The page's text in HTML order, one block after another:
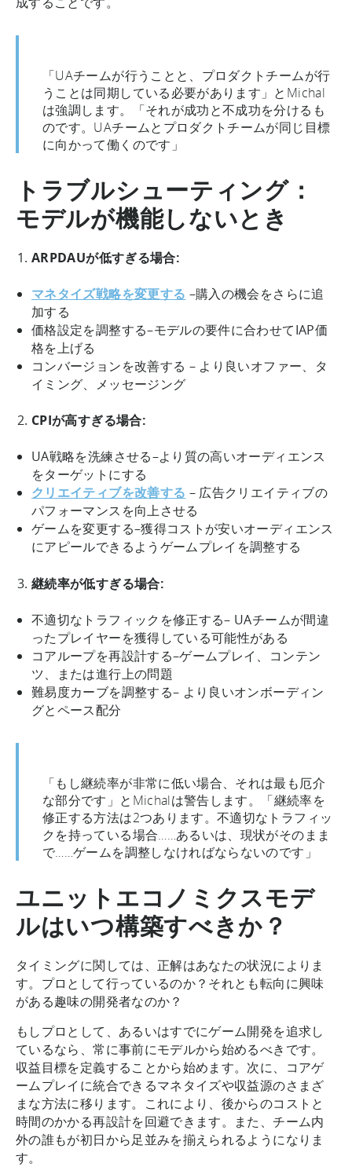
「UAチームが行うことと、プロダクトチームが行
うことは同期している必要があります」とMichal
は強調します。「それが成功と不成功を分けるも
のです。UAチームとプロダクトチームが同じ目標
に向かって働くのです」
トラブルシューティング：
モデルが機能しないとき
ARPDAUが低すぎる場合:
マネタイズ戦略を変更する –購入の機会をさらに追
加する
価格設定を調整する–モデルの要件に合わせてIAP価
格を上げる
コンバージョンを改善する – より良いオファー、タ
イミング、メッセージング
CPIが高すぎる場合:
UA戦略を洗練させる–より質の高いオーディエンス
をターゲットにする
クリエイティブを改善する – 広告クリエイティブの
パフォーマンスを向上させる
ゲームを変更する–獲得コストが安いオーディエンス
にアピールできるようゲームプレイを調整する
継続率が低すぎる場合:
不適切なトラフィックを修正する– UAチームが間違
ったプレイヤーを獲得している可能性がある
コアループを再設計する–ゲームプレイ、コンテン
ツ、または進行上の問題
難易度カーブを調整する– より良いオンボーディン
グとペース配分
「もし継続率が非常に低い場合、それは最も厄介
な部分です」とMichalは警告します。「継続率を
修正する方法は2つあります。不適切なトラフィッ
クを持っている場合……あるいは、現状がそのまま
で……ゲームを調整しなければならないのです」
ユニットエコノミクスモデ
ルはいつ構築すべきか？
タイミングに関しては、正解はあなたの状況によりま
す。プロとして行っているのか？それとも転向に興味
がある趣味の開発者なのか？
もしプロとして、あるいはすでにゲーム開発を追求し
ているなら、常に事前にモデルから始めるべきです。
収益目標を定義することから始めます。次に、コアゲ
ームプレイに統合できるマネタイズや収益源のさまざ
まな方法に移ります。これにより、後からのコストと
時間のかかる再設計を回避できます。また、チーム内
外の誰もが初日から足並みを揃えられるようになりま
す。